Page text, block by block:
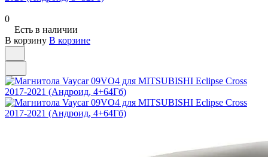
0
Есть в наличии
В корзину В корзине